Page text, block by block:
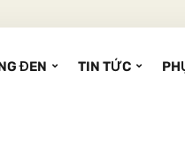
ĐEN TIN TỨC